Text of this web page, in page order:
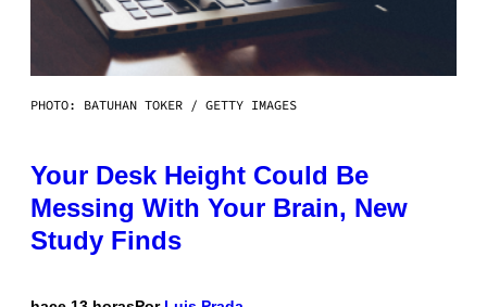
PHOTO: BATUHAN TOKER / GETTY IMAGES
Your Desk Height Could Be
Messing With Your Brain, New
Study Finds